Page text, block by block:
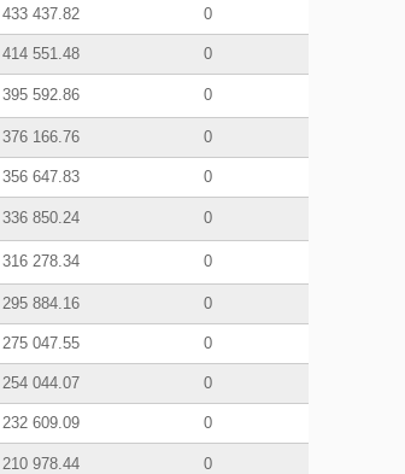
433 437.82 0
414 551.48 0
395 592.86 0
376 166.76 0
356 647.83 0
336 850.24 0
316 278.34 0
295 884.16 0
275 047.55 0
254 044.07 0
232 609.09 0
210 978.44 0